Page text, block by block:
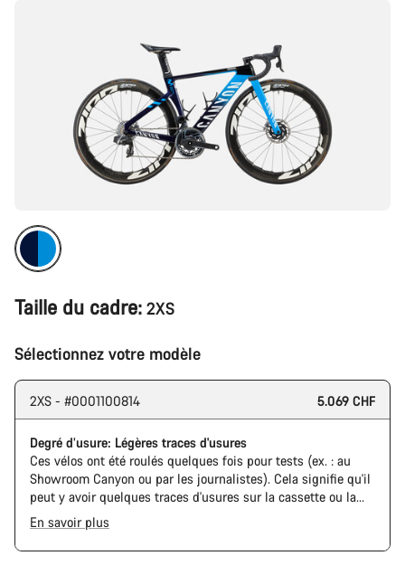
Taille du cadre: 2XS
Sélectionnez votre modèle
2XS - #0001100814 5.069 CHF
Degré d’usure: Légères traces d'usures
Ces vélos ont été roulés quelques fois pour tests (ex. : au
Showroom Canyon ou par les journalistes). Cela signifie qu'il
peut y avoir quelques traces d'usures sur la cassette ou la
chaine. De plus, le cadre et les composants peuvent avoir des
rayures ou des éclats de peinture. Cependant, tous les
composants sont parfaitement fonctionnels.
En savoir plus